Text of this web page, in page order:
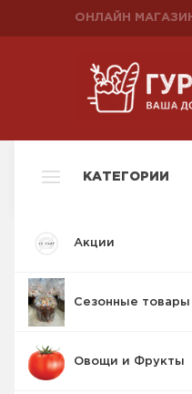
ОНЛАЙН
КАТЕГОРИИ
Акции
Сезонные товары
Овощи и Фрукты